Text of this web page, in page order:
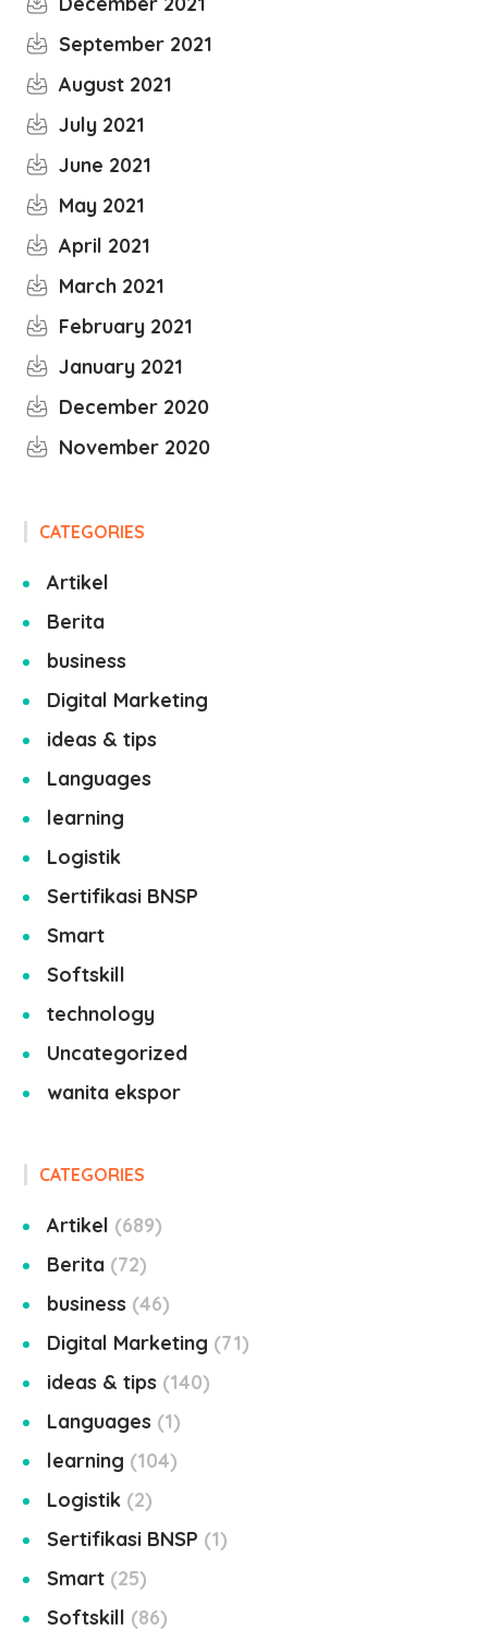
September 2021
August 2021
July 2021
June 2021
May 2021
April 2021
March 2021
February 2021
January 2021
December 2020
November 2020
CATEGORIES
Artikel
Berita
business
Digital Marketing
ideas & tips
Languages
learning
Logistik
Sertifikasi BNSP
Smart
Softskill
technology
Uncategorized
wanita ekspor
CATEGORIES
Artikel
689
Berita 72
business 46
Digital Marketing
71
ideas & tips
140
Languages
1
learning
104
Logistik 2
Sertifikasi BNSP
1
Smart 25
Softskill
86